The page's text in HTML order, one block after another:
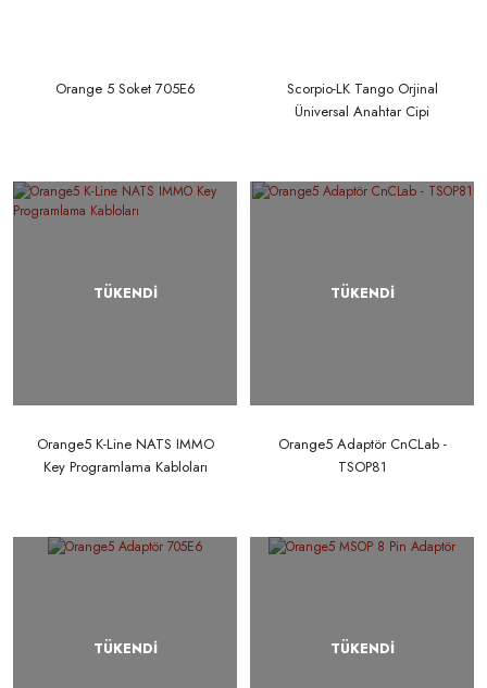
Orange 5 Soket 705E6
Scorpio-LK Tango Orjinal
Üniversal Anahtar Cipi
TÜKENDİ
Orange5 K-Line NATS IMMO
Key Programlama Kabloları
TÜKENDİ
Orange5 Adaptör CnCLab -
TSOP81
TÜKENDİ TÜKENDİ